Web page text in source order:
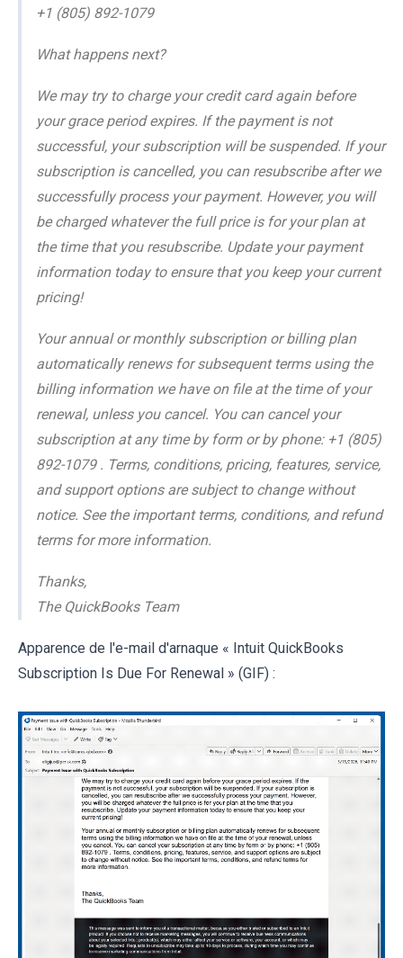
+1 (805) 892-1079
What happens next?
We may try to charge your credit card again before
your grace period expires. If the payment is not
successful, your subscription will be suspended. If your
subscription is cancelled, you can resubscribe after we
successfully process your payment. However, you will
be charged whatever the full price is for your plan at
the time that you resubscribe. Update your payment
information today to ensure that you keep your current
pricing!
Your annual or monthly subscription or billing plan
automatically renews for subsequent terms using the
billing information we have on file at the time of your
renewal, unless you cancel. You can cancel your
subscription at any time by form or by phone: +1 (805)
892-1079 . Terms, conditions, pricing, features, service,
and support options are subject to change without
notice. See the important terms, conditions, and refund
terms for more information.
Thanks,
The QuickBooks Team
Apparence de l'e-mail d'arnaque « Intuit QuickBooks
Subscription Is Due For Renewal » (GIF) :